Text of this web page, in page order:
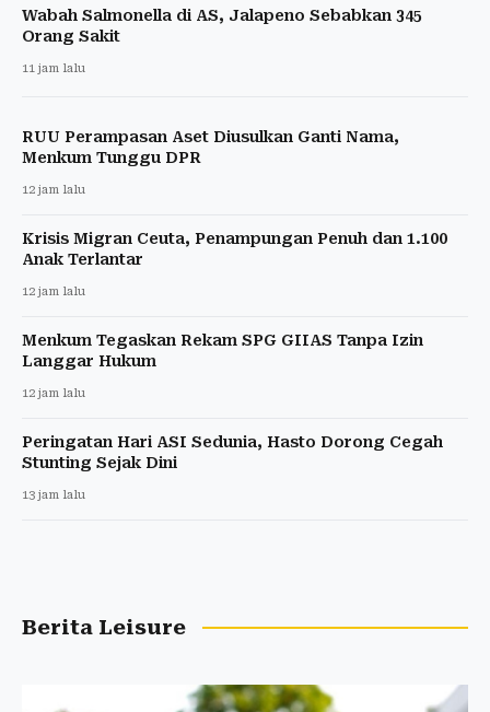
Wabah Salmonella di AS, Jalapeno Sebabkan 345
Orang Sakit
11 jam lalu
RUU Perampasan Aset Diusulkan Ganti Nama,
Menkum Tunggu DPR
12 jam lalu
Krisis Migran Ceuta, Penampungan Penuh dan 1.100
Anak Terlantar
12 jam lalu
Menkum Tegaskan Rekam SPG GIIAS Tanpa Izin
Langgar Hukum
12 jam lalu
Peringatan Hari ASI Sedunia, Hasto Dorong Cegah
Stunting Sejak Dini
13 jam lalu
Berita Leisure